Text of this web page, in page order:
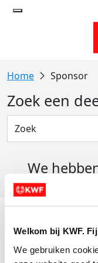
Welkom bij KWF.
We gebruiken
Sponsor
Zoek een
We
Actiematerialen
Evenementen